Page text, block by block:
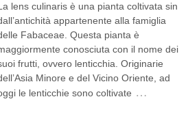
lens culinaris è una pianta coltivata sin
appartenente alla famiglia
Fabaceae. Questa pianta è
conosciuta con il nome dei
frutti, ovvero lenticchia. Originarie
Minore e del Vicino Oriente, ad
le lenticchie sono coltivate …